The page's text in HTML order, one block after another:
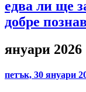
едва ли ще
добре
януари 2026
петък, 30 януари